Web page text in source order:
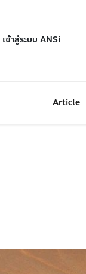
เข้าสู่ระบบ ANSi
Article